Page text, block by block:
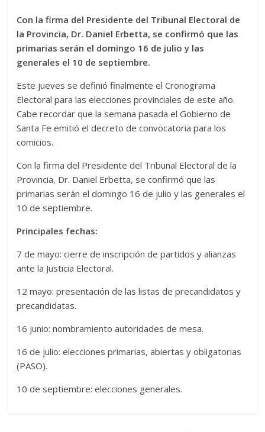
Con la firma del Presidente del Tribunal Electoral de
la Provincia, Dr. Daniel Erbetta, se confirmó que las
primarias serán el domingo 16 de julio y las
generales el 10 de septiembre.
Este jueves se definió finalmente el Cronograma
Electoral para las elecciones provinciales de este año.
Cabe recordar que la semana pasada el Gobierno de
Santa Fe emitió el decreto de convocatoria para los
comicios.
Con la firma del Presidente del Tribunal Electoral de la
Provincia, Dr. Daniel Erbetta, se confirmó que las
primarias serán el domingo 16 de julio y las generales el
10 de septiembre.
Principales fechas:
7 de mayo: cierre de inscripción de partidos y alianzas
ante la Justicia Electoral.
12 mayo: presentación de las listas de precandidatos y
precandidatas.
16 junio: nombramiento autoridades de mesa.
16 de julio: elecciones primarias, abiertas y obligatorias
(PASO).
10 de septiembre: elecciones generales.